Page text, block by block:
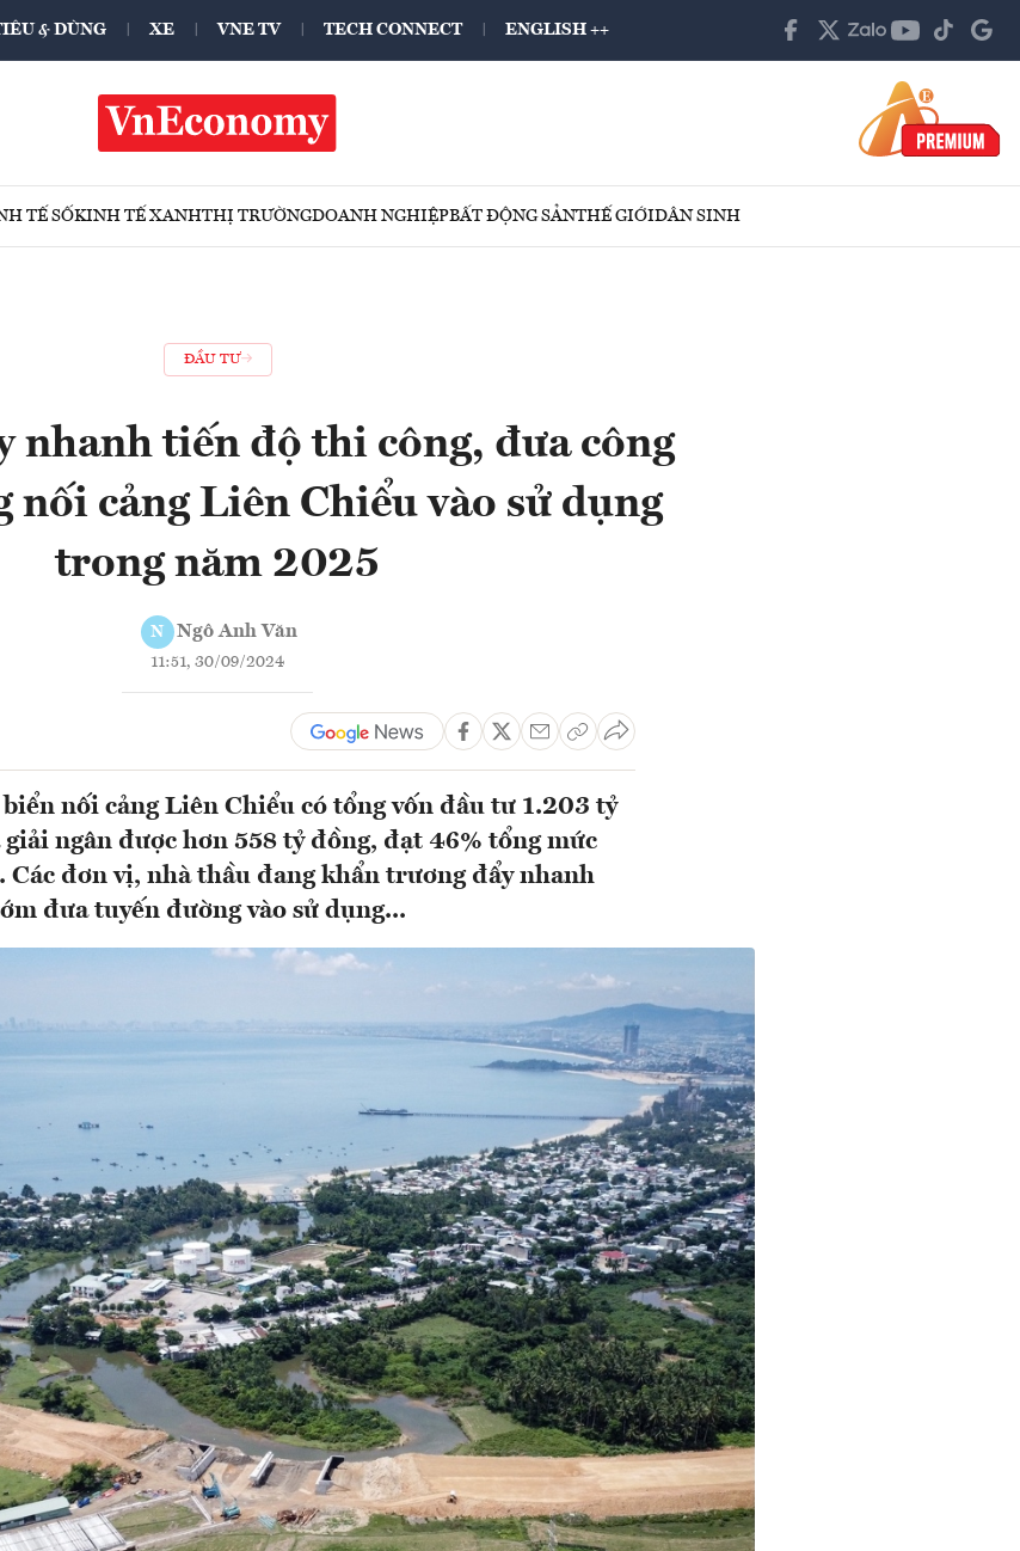
& DÙNG XE VNE TV TECH CONNECT ENGLISH ++
TẾ SỐKINH TẾ XANHTHỊ TRƯỜNGDOANH NGHIỆPBẤT ĐỘNG SẢNTHẾ GIỚIDÂN SINH
ĐẦU TƯ
nhanh tiến độ thi công, đưa công
cảng Liên Chiểu vào sử dụng
trong năm 2025
N Ngô Anh Văn
11:51, 30/09/2024
nối cảng Liên Chiểu có tổng vốn đầu tư 1.203 tỷ
giải ngân được hơn 558 tỷ đồng, đạt 46% tổng mức
Các đơn vị, nhà thầu đang khẩn trương đẩy nhanh
đưa tuyến đường vào sử dụng...